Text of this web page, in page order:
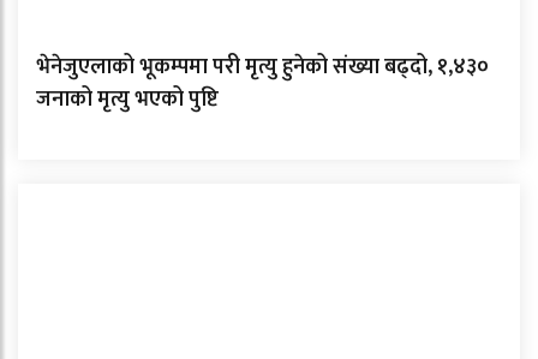
भेनेजुएलाको भूकम्पमा परी मृत्यु हुनेको संख्या बढ्दो, १,४३०
जनाको मृत्यु भएको पुष्टि